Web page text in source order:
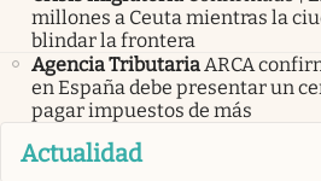
millones a Ceuta mientras la
blindar la frontera
Agencia TributariaARCA
en España debe presentar un
pagar impuestos de más
Actualidad